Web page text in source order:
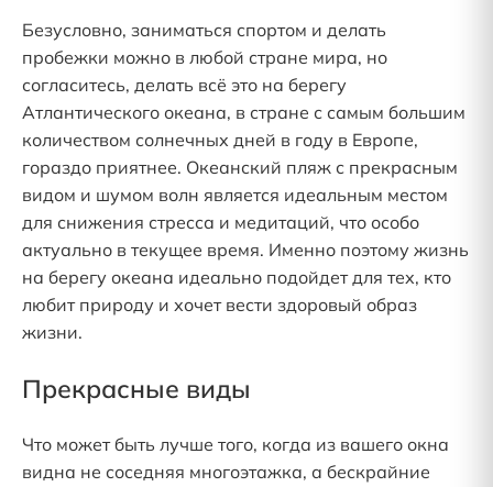
Безусловно, заниматься спортом и делать
пробежки можно в любой стране мира, но
согласитесь, делать всё это на берегу
Атлантического океана, в стране с самым большим
количеством солнечных дней в году в Европе,
гораздо приятнее. Океанский пляж с прекрасным
видом и шумом волн является идеальным местом
для снижения стресса и медитаций, что особо
актуально в текущее время. Именно поэтому жизнь
на берегу океана идеально подойдет для тех, кто
любит природу и хочет вести здоровый образ
жизни.
Прекрасные виды
Что может быть лучше того, когда из вашего окна
видна не соседняя многоэтажка, а бескрайние